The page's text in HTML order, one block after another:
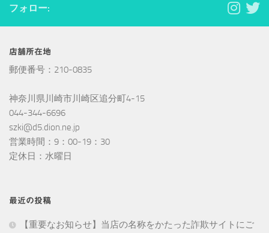
フォロー:
店舗所在地
郵便番号：210-0835
神奈川県川崎市川崎区追分町4-15
044-344-6696
szki@d5.dion.ne.jp
営業時間：9：00-19：30
定休日：水曜日
最近の投稿
【重要なお知らせ】当店の名称をかたった詐欺サイトにご